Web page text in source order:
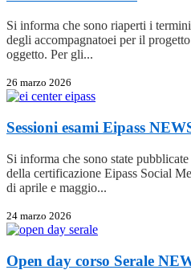
Si informa che sono riaperti i
degli accompagnatoei per il
oggetto. Per gli...
26 marzo 2026
Sessioni esami Eipass
Si informa che sono state
della certificazione Eipass Social
di aprile e maggio...
24 marzo 2026
Open day corso Serale